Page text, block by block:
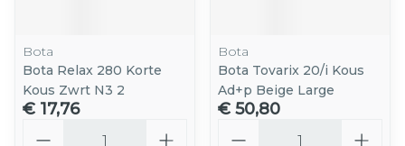
Bota
Bota Relax 280 Korte
Kous Zwrt N3 2
€ 17,76
Bota
Bota Tovarix 20/i Kous
Ad+p Beige Large
€ 50,80